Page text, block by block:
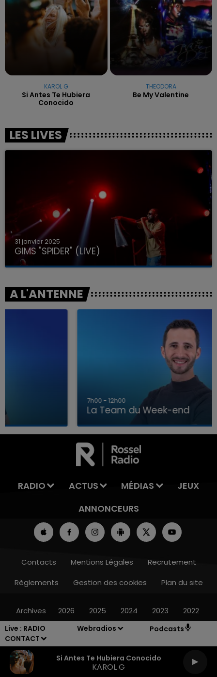
Live : RADIO
CONTACT
Webradios Podcasts
Si Antes Te Hubiera Conocido
KAROL G
LA TEAM DU WEEK-END
KAROL G
Si Antes Te Hubiera
Conocido
THEODORA
Be My Valentine
LES LIVES
31 janvier 2025
GIMS "SPIDER" (LIVE)
A L'ANTENNE
La Team du Week-end
RADIO ACTUS MÉDIAS
JEUX
ANNONCEURS
Contacts Mentions Légales
Recrutement
Règlements
Gestion des cookies Plan du site
Archives 2026 2025 2024 2023 2022